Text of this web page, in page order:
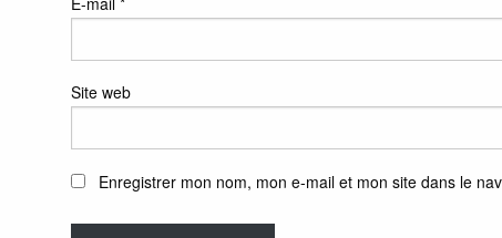
Site web
Enregistrer mon nom, mon e-mail et mon site dans le